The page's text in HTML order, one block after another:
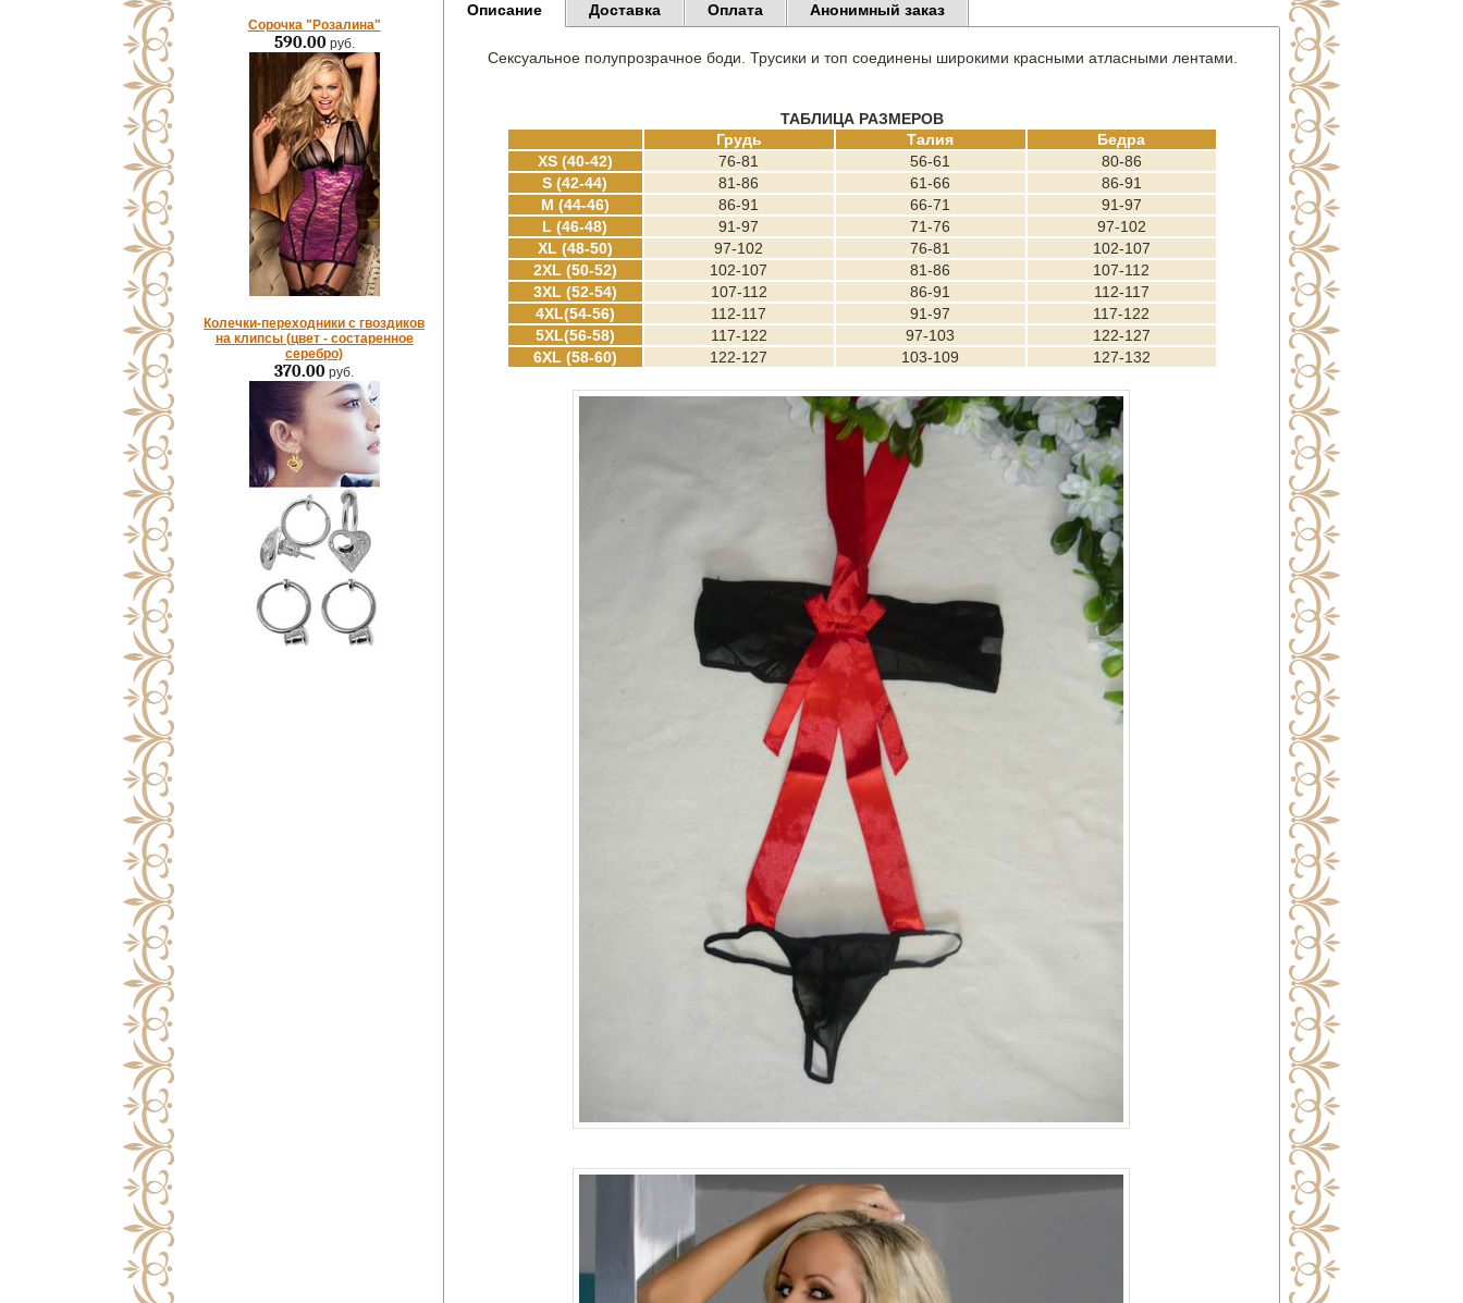
Сорочка "Розалина"
590.00руб.
Колечки-переходники с гвоздиков
на клипсы (цвет - состаренное
серебро)
370.00 руб.
Описание Доставка Оплата Анонимный заказ
Сексуальное полупрозрачное боди. Трусики и топ соединены широкими красными атласными лентами.
ТАБЛИЦА РАЗМЕРОВ
Грудь
Талия
Бедра
XS (40-42)
76-81 56-61
80-86
S (42-44)
81-86 61-66
86-91
M (44-46)
86-91 66-71
91-97
L (46-48)
91-97 71-76
97-102
XL (48-50)
97-102 76-81
102-107
2XL (50-52)
102-107 81-86
107-112
3XL (52-54)
107-112 86-91
112-117
4XL(54-56)
112-117 91-97
117-122
5XL(56-58)
117-122 97-103
122-127
6XL (58-60)
122-127 103-109 127-132